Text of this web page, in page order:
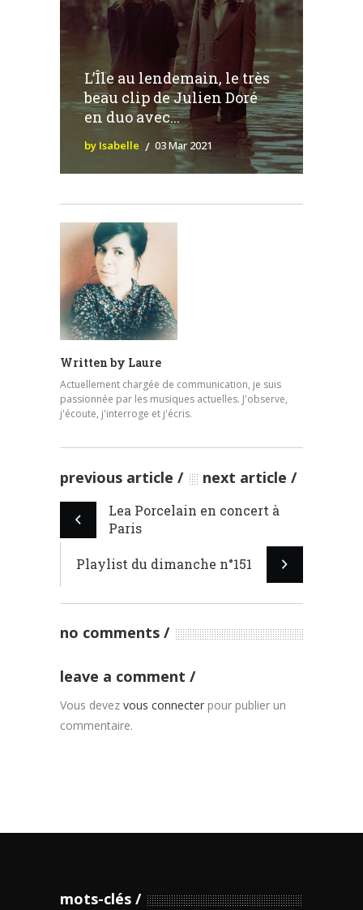
L’Île au lendemain, le très
beau clip de Julien Doré
en duo avec...
by Isabelle 03 Mar 2021
Written by Laure
Actuellement chargée de communication, je suis
passionnée par les musiques actuelles. J'observe,
j'écoute, j'interroge et j'écris.
previous article next article
Lea Porcelain en concert à
Paris
Playlist du dimanche n°151
no comments
leave a comment
Vous devez vous connecter pour publier un
commentaire.
mots-clés